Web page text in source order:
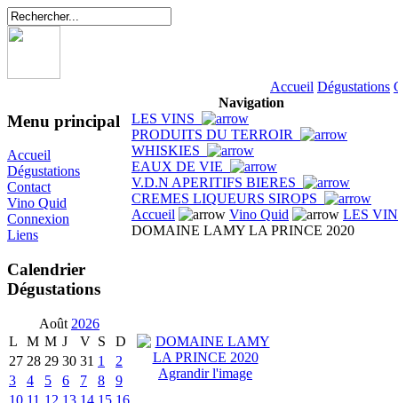
Accueil Dégustations
Menu principal
Accueil
Dégustations
Contact
Vino Quid
Connexion
Liens
Calendrier
Dégustations
Août 2026
L
M M J V S
D
27 28 29 30 31 1
2
3
4 5 6 7 8
9
10 11 12 13 14 15 16
Navigation
LES VINS
PRODUITS DU TERROIR
WHISKIES
EAUX DE VIE
V.D.N APERITIFS BIERES
CREMES LIQUEURS SIROPS
Accueil
Vino Quid
LES
DOMAINE LAMY LA PRINCE 2020
Agrandir l'image